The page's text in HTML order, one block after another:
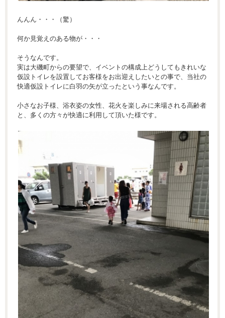
んんん・・・（驚）
何か見覚えのある物が・・・
そうなんです。
実は大磯町からの要望で、イベントの構成上どうしてもきれいな
仮設トイレを設置してお客様をお出迎えしたいとの事で、当社の
快適仮設トイレに白羽の矢が立ったという事なんです。
小さなお子様、浴衣姿の女性、花火を楽しみに来場される高齢者
と、多くの方々が快適に利用して頂いた様です。